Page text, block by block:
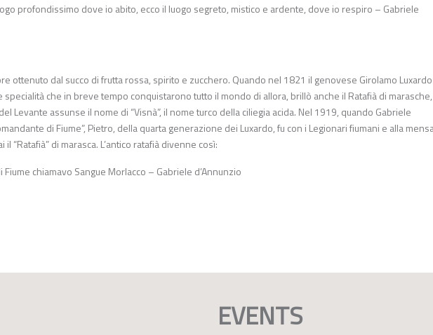
profondissimo dove io abito, ecco il luogo segreto, mistico e ardente, dove io respiro – Gabriele
ottenuto dal succo di frutta rossa, spirito e zucchero. Quando nel 1821 il genovese Girolamo Luxardo
che in breve tempo conquistarono tutto il mondo di allora, brillò anche il Ratafià di
Levante assunse il nome di “Visnà”, il nome turco della ciliegia acida. Nel 1919, quando Gabriele
di Fiume”, Pietro, della quarta generazione dei Luxardo, fu con i Legionari fiumani e alla
“Ratafià” di marasca. L’antico ratafià divenne così:
chiamavo Sangue Morlacco – Gabriele d’Annunzio
EVENTS